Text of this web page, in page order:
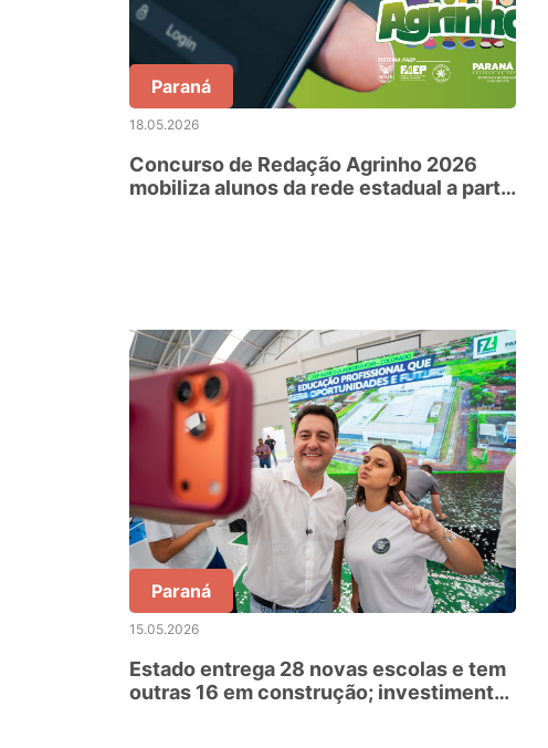
Paraná
18.05.2026
Concurso de Redação Agrinho 2026
mobiliza alunos da rede estadual a partir
Paraná
15.05.2026
Estado entrega 28 novas escolas e tem
outras 16 em construção; investimento